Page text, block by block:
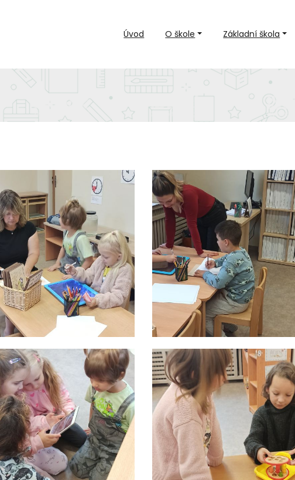
Úvod O škole Základní škola